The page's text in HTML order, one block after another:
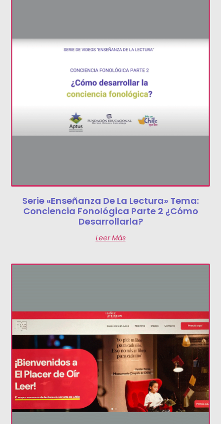
Serie «Enseñanza De La Lectura» Tema:
Conciencia Fonológica Parte 2 ¿Cómo
Desarrollarla?
Leer Más